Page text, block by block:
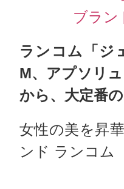
ブラン
ランコム「ジ
M、アプソリ
から、大定番
女性の美を昇
ンド ランコム